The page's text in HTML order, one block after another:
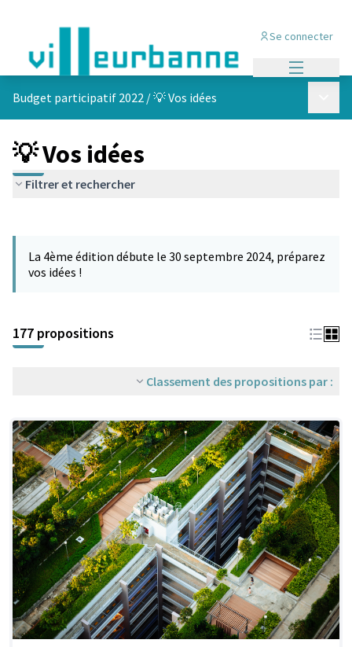
Se connecter
Budget participatif 2022 /💡 Vos idées
💡 Vos idées
Filtrer et rechercher
−
La 4ème édition débute le 30 septembre 2024, préparez
vos idées !
177 propositions
Classement des propositions par :